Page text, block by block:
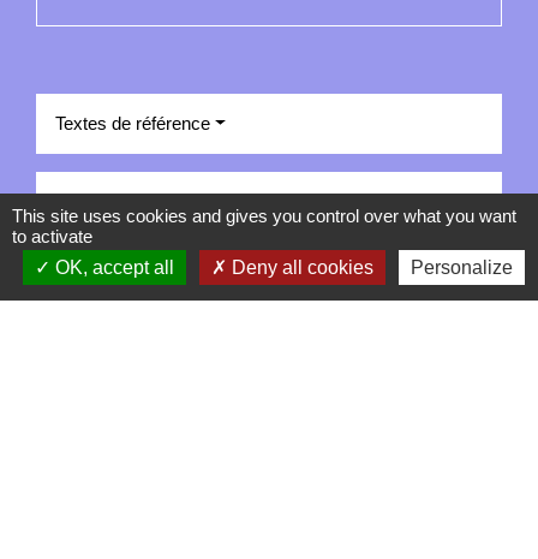
Textes de référence
Remboursement des soins par la Sécurité sociale
Social - Santé
This site uses cookies and gives you control over what you want
to activate
OK, accept all
Deny all cookies Personalize